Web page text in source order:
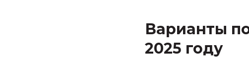
Варианты
2025 году